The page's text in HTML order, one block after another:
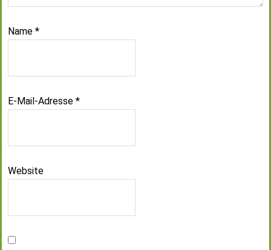
Name *
E-Mail-Adresse *
Website